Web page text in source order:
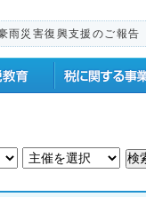
雨災害復興支援のご報告
税に関する事